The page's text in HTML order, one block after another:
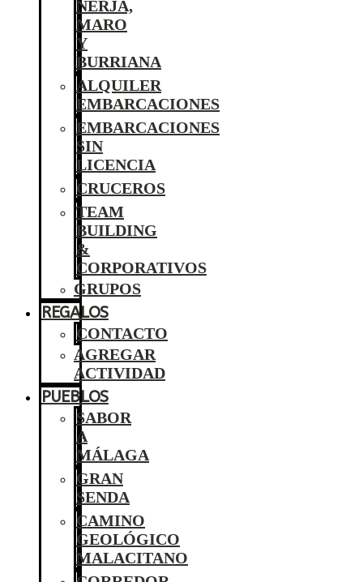
NERJA,
MARO
Y
BURRIANA
ALQUILER
EMBARCACIONES
EMBARCACIONES
SIN
LICENCIA
CRUCEROS
TEAM
BUILDING
&
CORPORATIVOS
GRUPOS
REGALOS
CONTACTO
AGREGAR
ACTIVIDAD
PUEBLOS
SABOR
A
MÁLAGA
GRAN
SENDA
CAMINO
GEOLÓGICO
MALACITANO